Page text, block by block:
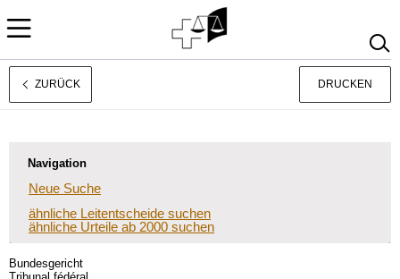
Français
ZURÜCK DRUCKEN
Navigation
Neue Suche
ähnliche Leitentscheide suchen
ähnliche Urteile ab 2000 suchen
Bundesgericht